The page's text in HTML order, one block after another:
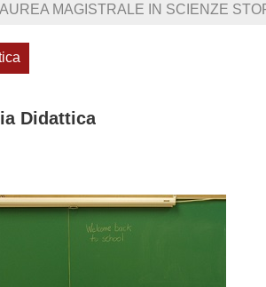
MAGISTRALE IN SCIENZE
Didattica